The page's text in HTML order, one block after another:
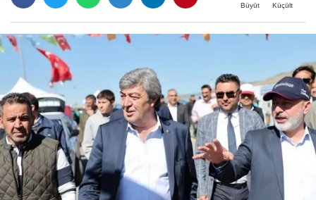
Büyüt Küçült